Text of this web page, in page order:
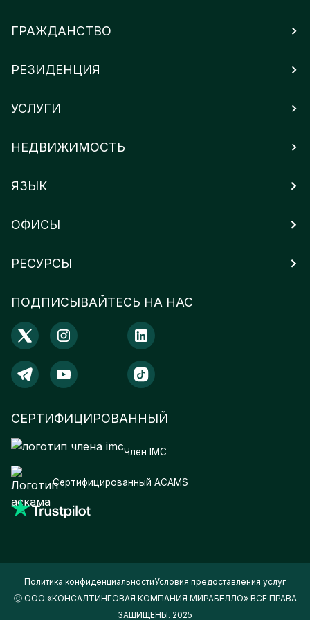
ГРАЖДАНСТВО
РЕЗИДЕНЦИЯ
УСЛУГИ
НЕДВИЖИМОСТЬ
ЯЗЫК
ПОДПИСЫВАЙТЕСЬ НА НАС
ОФИСЫ
РЕСУРСЫ
СЕРТИФИЦИРОВАННЫЙ
Член IMC
Сертифицированный ACAMS
Политика конфиденциальностиУсловия предоставления услуг
Ⓒ ООО «КОНСАЛТИНГОВАЯ КОМПАНИЯ МИРАБЕЛЛО» ВСЕ ПРАВА
ЗАЩИЩЕНЫ. 2025